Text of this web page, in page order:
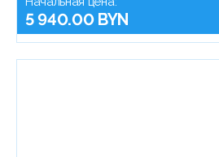
5 940.00 BYN